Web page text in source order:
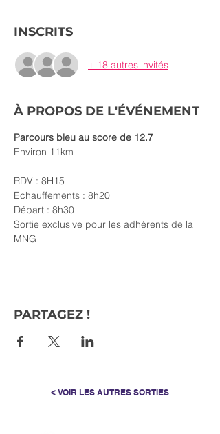
INSCRITS
+ 18 autres invités
À PROPOS DE L'ÉVÉNEMENT
Parcours bleu au score de 12.7
Environ 11km
RDV : 8H15
Echauffements : 8h20
Départ : 8h30
Sortie exclusive pour les adhérents de la
MNG
PARTAGEZ !
< VOIR LES AUTRES SORTIES